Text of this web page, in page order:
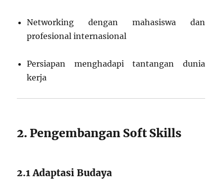
Networking dengan mahasiswa dan
profesional internasional
Persiapan menghadapi tantangan dunia
kerja
2. Pengembangan Soft Skills
2.1 Adaptasi Budaya